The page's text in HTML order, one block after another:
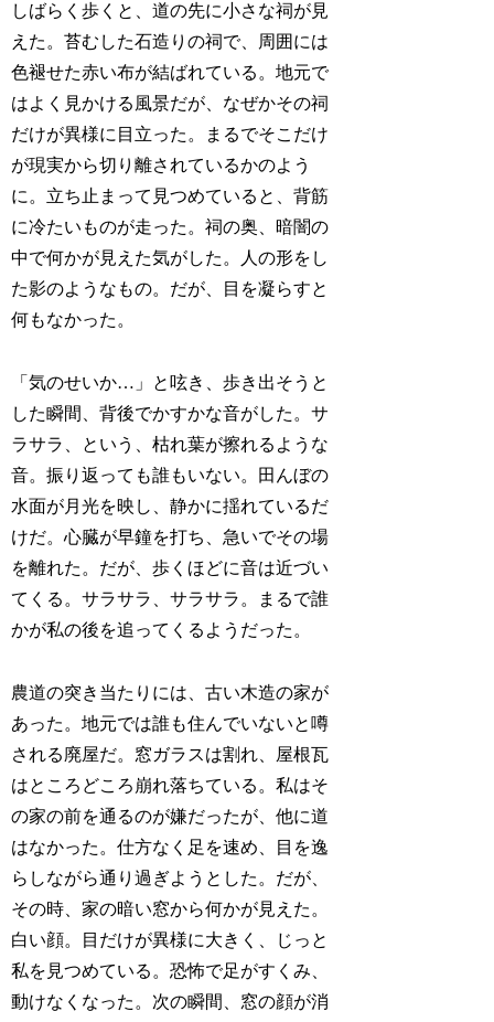
しばらく歩くと、道の先に小さな祠が見
えた。苔むした石造りの祠で、周囲には
色褪せた赤い布が結ばれている。地元で
はよく見かける風景だが、なぜかその祠
だけが異様に目立った。まるでそこだけ
が現実から切り離されているかのよう
に。立ち止まって見つめていると、背筋
に冷たいものが走った。祠の奥、暗闇の
中で何かが見えた気がした。人の形をし
た影のようなもの。だが、目を凝らすと
何もなかった。
「気のせいか…」と呟き、歩き出そうと
した瞬間、背後でかすかな音がした。サ
ラサラ、という、枯れ葉が擦れるような
音。振り返っても誰もいない。田んぼの
水面が月光を映し、静かに揺れているだ
けだ。心臓が早鐘を打ち、急いでその場
を離れた。だが、歩くほどに音は近づい
てくる。サラサラ、サラサラ。まるで誰
かが私の後を追ってくるようだった。
農道の突き当たりには、古い木造の家が
あった。地元では誰も住んでいないと噂
される廃屋だ。窓ガラスは割れ、屋根瓦
はところどころ崩れ落ちている。私はそ
の家の前を通るのが嫌だったが、他に道
はなかった。仕方なく足を速め、目を逸
らしながら通り過ぎようとした。だが、
その時、家の暗い窓から何かが見えた。
白い顔。目だけが異様に大きく、じっと
私を見つめている。恐怖で足がすくみ、
動けなくなった。次の瞬間、窓の顔が消